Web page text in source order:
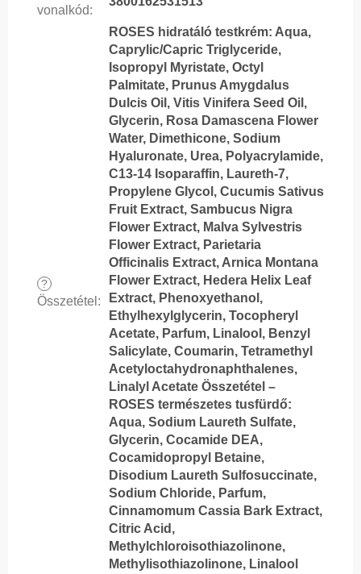
vonalkód:
?
Összetétel :
ROSES hidratáló testkrém: Aqua,
Caprylic/Capric Triglyceride,
Isopropyl Myristate, Octyl
Palmitate, Prunus Amygdalus
Dulcis Oil, Vitis Vinifera Seed Oil,
Glycerin, Rosa Damascena Flower
Water, Dimethicone, Sodium
Hyaluronate, Urea, Polyacrylamide,
C13-14 Isoparaffin, Laureth-7,
Propylene Glycol, Cucumis Sativus
Fruit Extract, Sambucus Nigra
Flower Extract, Malva Sylvestris
Flower Extract, Parietaria
Officinalis Extract, Arnica Montana
Flower Extract, Hedera Helix Leaf
Extract, Phenoxyethanol,
Ethylhexylglycerin, Tocopheryl
Acetate, Parfum, Linalool, Benzyl
Salicylate, Coumarin, Tetramethyl
Acetyloctahydronaphthalenes,
Linalyl Acetate Összetétel –
ROSES természetes tusfürdő:
Aqua, Sodium Laureth Sulfate,
Glycerin, Cocamide DEA,
Cocamidopropyl Betaine,
Disodium Laureth Sulfosuccinate,
Sodium Chloride, Parfum,
Cinnamomum Cassia Bark Extract,
Citric Acid,
Methylchloroisothiazolinone,
Methylisothiazolinone, Linalool